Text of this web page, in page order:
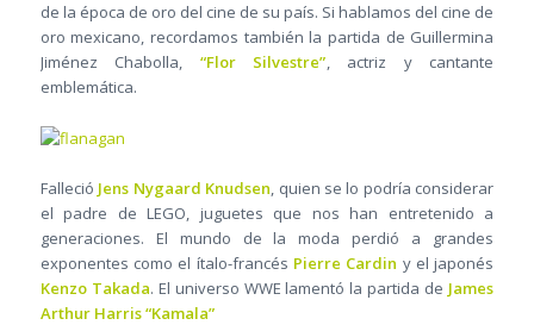
de la época de oro del cine de su país. Si hablamos del cine de
oro mexicano, recordamos también la partida de Guillermina
Jiménez Chabolla, “Flor Silvestre”, actriz y cantante
emblemática.
Falleció Jens Nygaard Knudsen , quien se lo podría considerar
el padre de LEGO, juguetes que nos han entretenido a
generaciones. El mundo de la moda perdió a grandes
exponentes como el ítalo-francés Pierre Cardin y el japonés
Kenzo Takada. El universo WWE lamentó la partida de James
Arthur Harris “Kamala”